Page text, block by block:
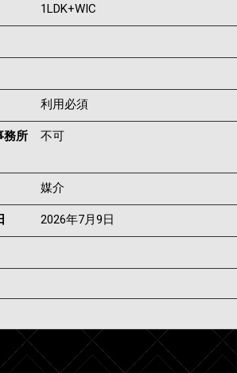
1LDK+WIC
利用必須
務所 不可
媒介
2026年7月9日